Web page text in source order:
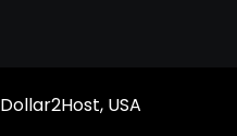
Dollar2Host, USA